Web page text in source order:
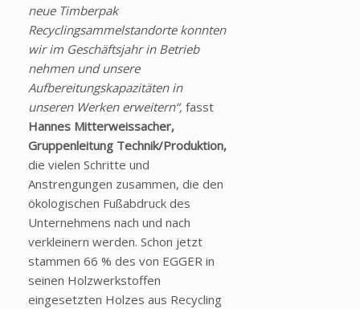
neue Timberpak
Recyclingsammelstandorte konnten
wir im Geschäftsjahr in Betrieb
nehmen und unsere
Aufbereitungskapazitäten in
unseren Werken erweitern“, fasst
Hannes Mitterweissacher,
Gruppenleitung Technik/Produktion,
die vielen Schritte und
Anstrengungen zusammen, die den
ökologischen Fußabdruck des
Unternehmens nach und nach
verkleinern werden. Schon jetzt
stammen 66 % des von EGGER in
seinen Holzwerkstoffen
eingesetzten Holzes aus Recycling